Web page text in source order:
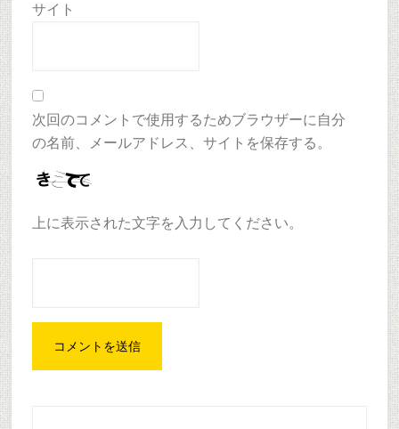
サイト
次回のコメントで使用するためブラウザーに自分
の名前、メールアドレス、サイトを保存する。
上に表示された文字を入力してください。